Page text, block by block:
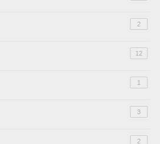
2
12
1
3
2